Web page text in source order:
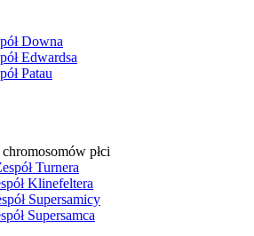
Downa
Edwardsa
Patau
płci
Turnera
Klinefeltera
Supersamicy
Supersamca